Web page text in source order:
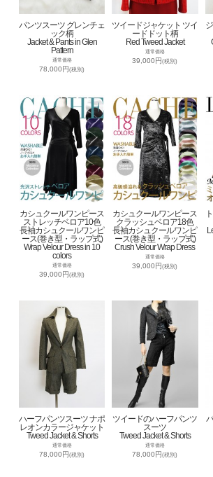
パンツスーツ グレンチェ
ック柄
Jacket & Pants in Glen
Pattern
通常価格
78,000円(税別)
ツイードジャケット ツイ
ードドット柄
Red Tweed Jacket
通常価格
39,000円(税別)
カシュクールワンピース
ストレッチベロア10色
長袖カシュクールワンピ
ース(巻き型・ラップ式)
Wrap Velour Dress in 10
colors
通常価格
39,000円(税別)
カシュクールワンピース
クラッシュベロア18色
長袖カシュクールワンピ
ース(巻き型・ラップ式)
Crush Velour Wrap Dress
通常価格
39,000円(税別)
ハーフパンツスーツ ナポ
レオンカラージャケット
Tweed Jacket & Shorts
通常価格
78,000円(税別)
ツイードのハーフパンツ
スーツ
Tweed Jacket & Shorts
通常価格
78,000円(税別)